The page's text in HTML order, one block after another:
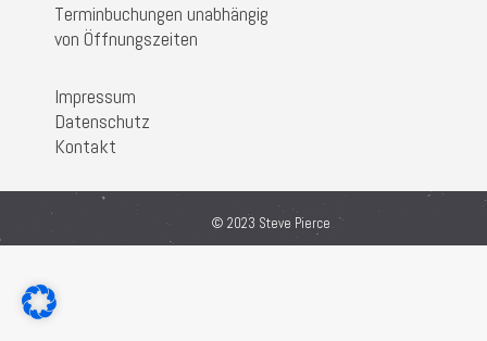
Terminbuchungen unabhängig
von Öffnungszeiten
Impressum
Datenschutz
Kontakt
© 2023 Steve Pierce